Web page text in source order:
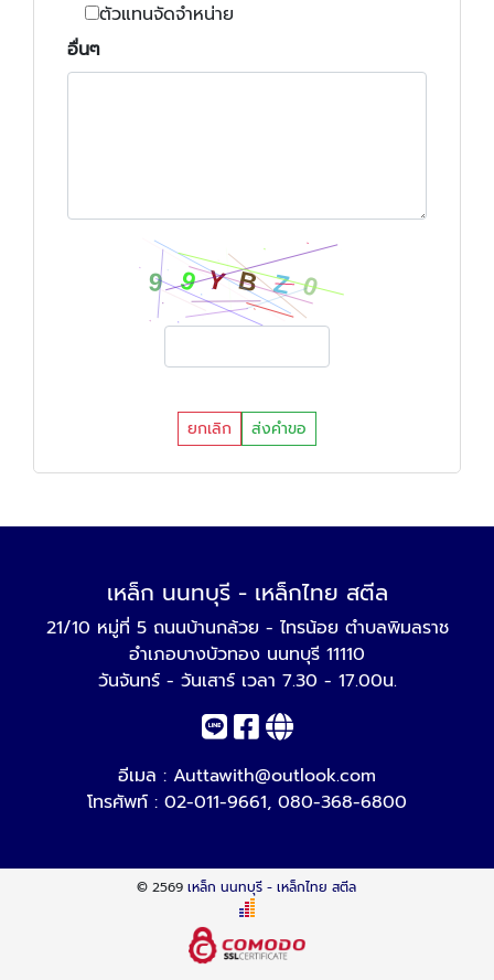
ตัวแทนจัดจำหน่าย
อื่นๆ
ยกเลิก ส่งคำขอ
เหล็ก นนทบุรี - เหล็กไทย สตีล
21/10 หมู่ที่ 5 ถนนบ้านกล้วย - ไทรน้อย ตำบลพิมลราช
อำเภอบางบัวทอง นนทบุรี 11110
วันจันทร์ - วันเสาร์ เวลา 7.30 - 17.00น.
อีเมล : Auttawith@outlook.com
โทรศัพท์ : 02-011-9661, 080-368-6800
© 2569เหล็ก นนทบุรี - เหล็กไทย สตีล